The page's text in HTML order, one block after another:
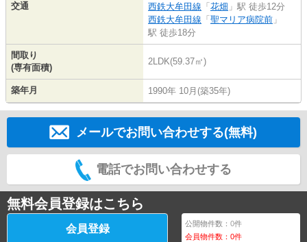
交通
西鉄大牟田線 「 花畑 」駅 徒歩12分
西鉄大牟田線 「 聖マリア病院前 」
駅 徒歩18分
間取り
(専有面積)
2LDK(59.37㎡)
築年月 1990年 10月(築35年)
メールでお問い合わせする(無料)
電話でお問い合わせする
無料会員登録はこちら
会員登録 公開物件数：0件
会員物件数：0件